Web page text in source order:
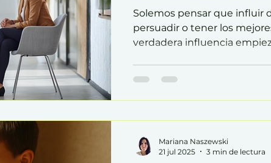
Solemos pensar que influir
persuadir o tener los
verdadera influencia
transforma conversaciones.
Mariana Naszewski
21 jul 2025
3 min de lectura